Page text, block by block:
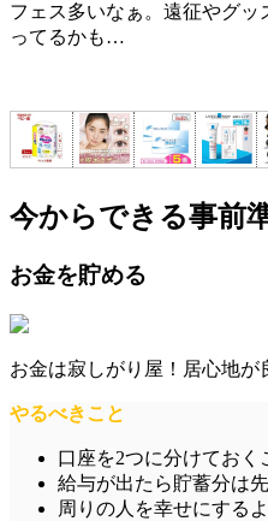
フェス多いなぁ。遠征やグ
ってるかも…
今からできる事前
お金を貯める
お金は寂しがり屋！居心地が
やるべきこと
口座を2つに分けておく
給与が出たら貯蓄分は
周りの人を幸せにする